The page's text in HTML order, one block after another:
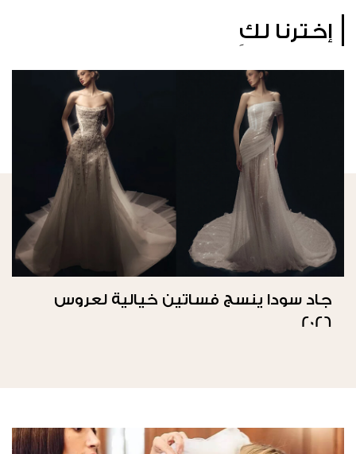
إخترنا لكِ
جاد سودا ينسج فساتين خيالية لعروس
2026